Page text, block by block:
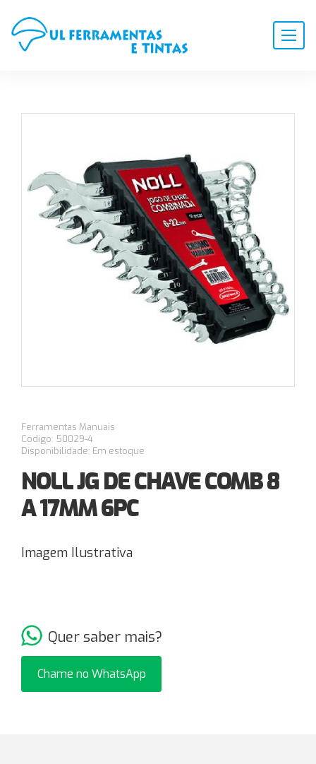
Ferramentas Manuais
Código: 50029-4
Disponibilidade: Em estoque
NOLL JG DE CHAVE COMB 8
A 17MM 6PC
Imagem Ilustrativa
Quer saber mais?
Chame no WhatsApp